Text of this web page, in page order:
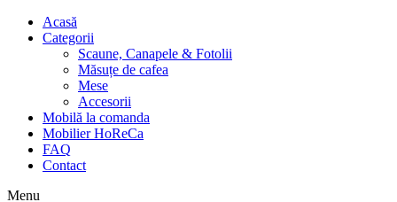
Acasă
Categorii
Scaune, Canapele & Fotolii
Măsuțe de cafea
Mese
Accesorii
Mobilă la comanda
Mobilier HoReCa
FAQ
Contact
Menu